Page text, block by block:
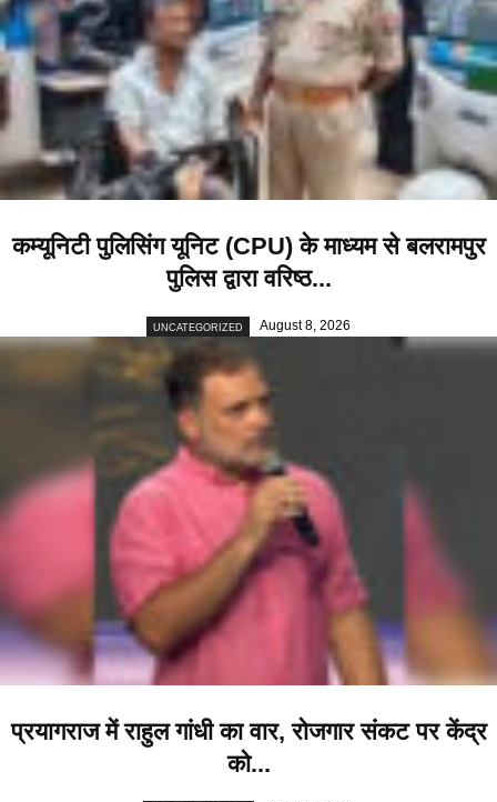
कम्यूनिटी पुलिसिंग यूनिट (CPU) के माध्यम से बलरामपुर
पुलिस द्वारा वरिष्ठ...
UNCATEGORIZED August 8, 2026
प्रयागराज में राहुल गांधी का वार, रोजगार संकट पर केंद्र
को...